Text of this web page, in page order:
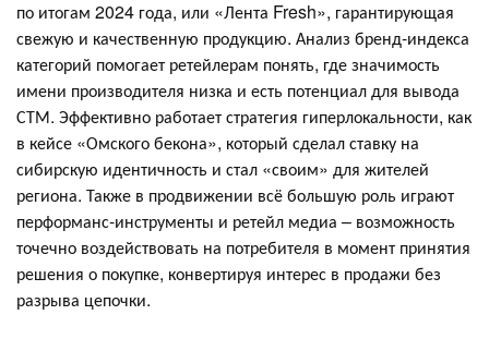
по итогам 2024 года, или «Лента Fresh», гарантирующая
свежую и качественную продукцию. Анализ бренд-индекса
категорий помогает ретейлерам понять, где значимость
имени производителя низка и есть потенциал для вывода
СТМ. Эффективно работает стратегия гиперлокальности, как
в кейсе «Омского бекона», который сделал ставку на
сибирскую идентичность и стал «своим» для жителей
региона. Также в продвижении всё большую роль играют
перформанс-инструменты и ретейл медиа – возможность
точечно воздействовать на потребителя в момент принятия
решения о покупке, конвертируя интерес в продажи без
разрыва цепочки.